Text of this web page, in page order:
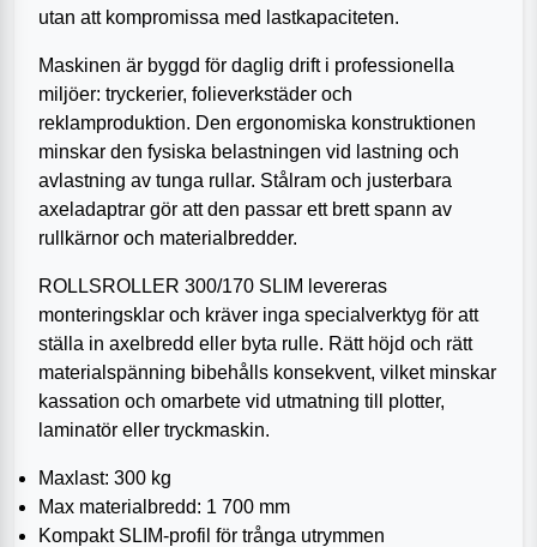
utan att kompromissa med lastkapaciteten.
Maskinen är byggd för daglig drift i professionella
miljöer: tryckerier, folieverkstäder och
reklamproduktion. Den ergonomiska konstruktionen
minskar den fysiska belastningen vid lastning och
avlastning av tunga rullar. Stål­ram och justerbara
axeladaptrar gör att den passar ett brett spann av
rullkärnor och materialbredder.
ROLLSROLLER 300/170 SLIM levereras
monteringsklar och kräver inga specialverktyg för att
ställa in axelbredd eller byta rulle. Rätt höjd och rätt
materialspänning bibehålls konsekvent, vilket minskar
kassation och omarbete vid utmatning till plotter,
laminatör eller tryckmaskin.
Maxlast: 300 kg
Max materialbredd: 1 700 mm
Kompakt SLIM-profil för trånga utrymmen